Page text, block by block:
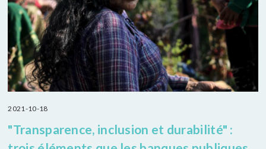
2021-10-18
"Transparence, inclusion et durabilité" :